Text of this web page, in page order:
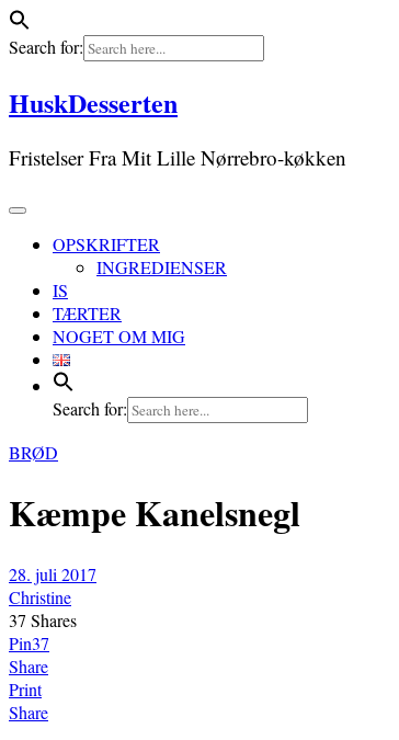
Search for:
Skip
to
HuskDesserten
Fristelser Fra Mit Lille Nørrebro-køkken
OPSKRIFTER
INGREDIENSER
IS
TÆRTER
NOGET OM MIG
Search for:
BRØD
Kæmpe Kanelsnegl
28. juli 2017
Christine
37 Shares
Pin37
Share
Print
Share